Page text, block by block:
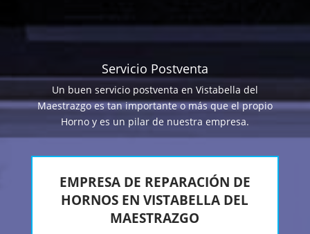
Servicio Postventa
Un buen servicio postventa en Vistabella del
Maestrazgo es tan importante o más que el propio
Horno y es un pilar de nuestra empresa.
EMPRESA DE REPARACIÓN DE
HORNOS EN VISTABELLA DEL
MAESTRAZGO